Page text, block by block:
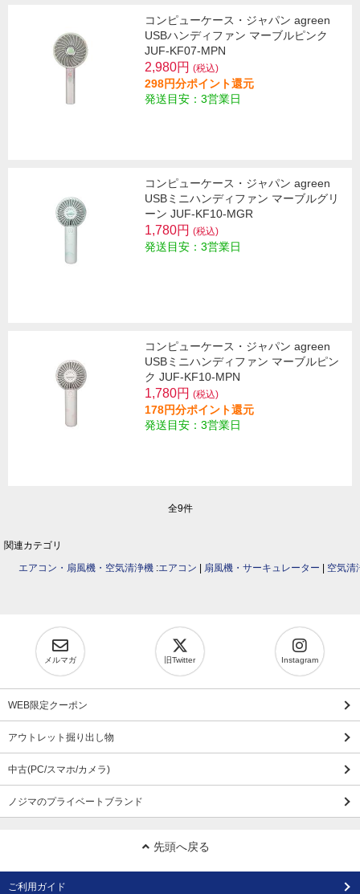
コンピューケース・ジャパン agreen
USBハンディファン マーブルピンク
JUF-KF07-MPN
2,980円 (税込)
298円分ポイント還元
発送目安：3営業日
コンピューケース・ジャパン agreen
USBミニハンディファン マーブルグリ
ーン JUF-KF10-MGR
1,780円 (税込)
発送目安：3営業日
コンピューケース・ジャパン agreen
USBミニハンディファン マーブルピン
ク JUF-KF10-MPN
1,780円 (税込)
178円分ポイント還元
発送目安：3営業日
全9件
関連カテゴリ
エアコン・扇風機・空気清浄機 :エアコン | 扇風機・サーキュレーター | 空気清
メルマガ 旧Twitter Instagram
WEB限定クーポン
アウトレット掘り出し物
中古(PC/スマホ/カメラ)
ノジマのプライベートブランド
先頭へ戻る
ご利用ガイド